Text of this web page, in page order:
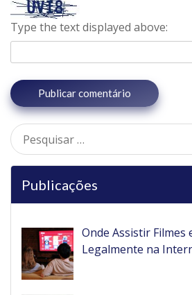
Type the text displayed above:
Pesquisar
por:
Publicações
Onde Assistir Filmes
Legalmente na